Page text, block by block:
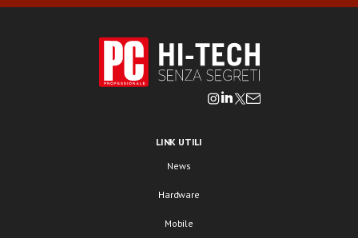
LINK UTILI
News
Hardware
Mobile